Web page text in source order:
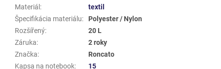
Materiál :
textil
Špecifikácia materiálu:
Polyester / Nylon
Rozšířený:
20 L
Záruka:
2 roky
Značka:
Roncato
Kapsa na notebook: 15